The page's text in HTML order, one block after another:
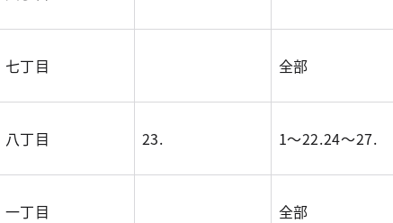
七丁目 全部
八丁目 23. 1～22.24～27.
一丁目 全部